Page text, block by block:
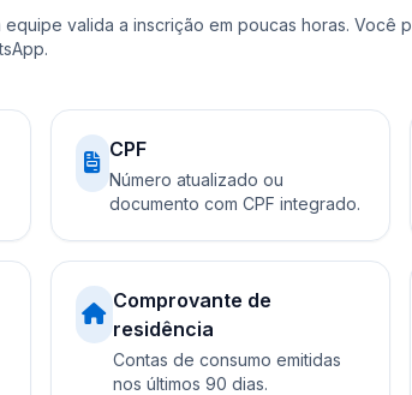
valida a inscrição em poucas horas. Você
CPF
Número atualizado ou
documento com CPF integrado.
Comprovante de
residência
Contas de consumo emitidas
nos últimos 90 dias.